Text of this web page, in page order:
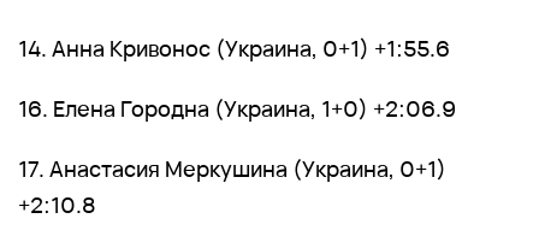
14. Анна Кривонос (Украина, 0+1) +1:55.6
16. Елена Городна (Украина, 1+0) +2:06.9
17. Анастасия Меркушина (Украина, 0+1)
+2:10.8